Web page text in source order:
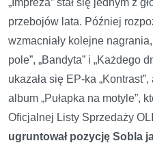
przebojów lata. Później
wzmacniały kolejne
pole”, „Bandyta” i „Każdego
ukazała się EP-ka
album „Pułapka na motyle”,
Oficjalnej Listy Sprzedaży
ugruntował pozycję Sobla